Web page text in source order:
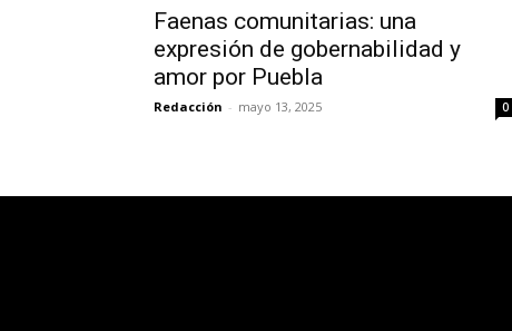
Faenas comunitarias: una
expresión de gobernabilidad y
amor por Puebla
Redacción - mayo 13, 2025 0